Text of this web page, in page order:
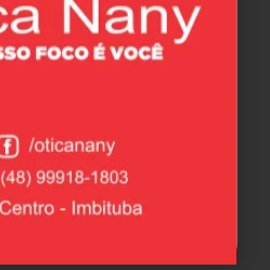
a partir das 10h no